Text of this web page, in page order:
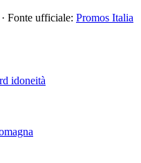
· Fonte ufficiale: Promos Italia
idoneità